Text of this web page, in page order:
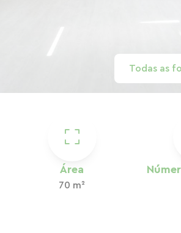
Todas as
Área
70 m²